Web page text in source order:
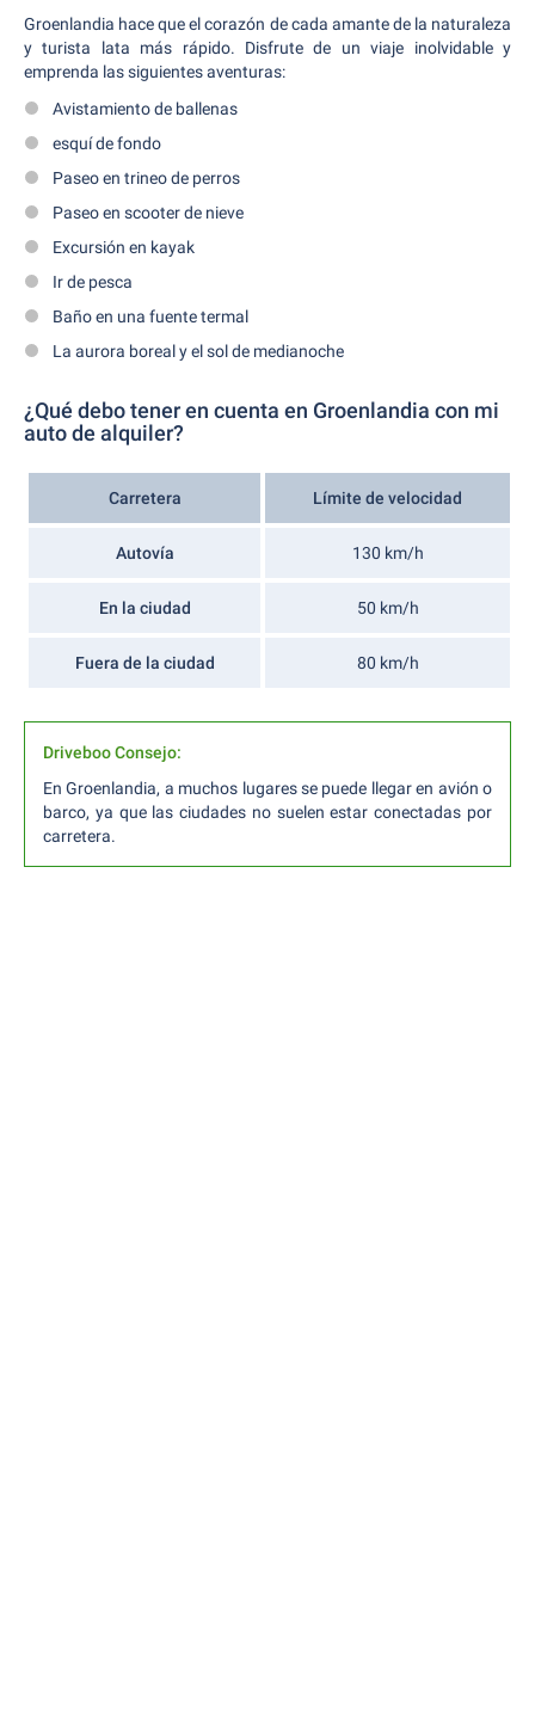
Groenlandia hace que el corazón de cada amante de la naturaleza
y turista lata más rápido. Disfrute de un viaje inolvidable y
emprenda las siguientes aventuras:
Avistamiento de ballenas
esquí de fondo
Paseo en trineo de perros
Paseo en scooter de nieve
Excursión en kayak
Ir de pesca
Baño en una fuente termal
La aurora boreal y el sol de medianoche
¿Qué debo tener en cuenta en Groenlandia con mi
auto de alquiler?
Carretera Límite de velocidad
Autovía 130 km/h
En la ciudad 50 km/h
Fuera de la ciudad 80 km/h
Driveboo Consejo:
En Groenlandia, a muchos lugares se puede llegar en avión o
barco, ya que las ciudades no suelen estar conectadas por
carretera.